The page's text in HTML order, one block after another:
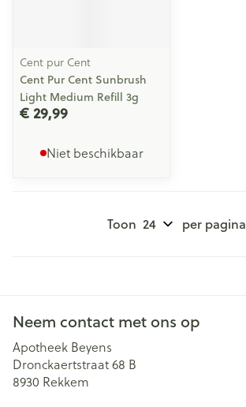
Cent pur Cent
Cent Pur Cent Sunbrush
Light Medium Refill 3g
€ 29,99
Niet beschikbaar
Toon per pagina
Neem contact met ons op
Apotheek Beyens
Dronckaertstraat 68 B
8930 Rekkem